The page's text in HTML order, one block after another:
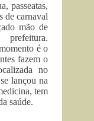
passeatas,
de carnaval
mão de
é o
fazem o
no
lançou na
tem
saúde.